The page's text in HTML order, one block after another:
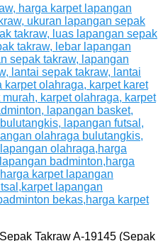
Takraw A-19145 (Sepak